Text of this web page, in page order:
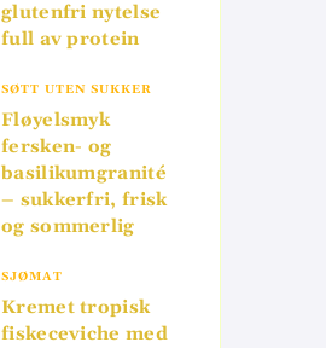
glutenfri nytelse
full av protein
SØTT UTEN SUKKER
Fløyelsmyk
fersken- og
basilikumgranité
– sukkerfri, frisk
og sommerlig
SJØMAT
Kremet tropisk
fiskeceviche med